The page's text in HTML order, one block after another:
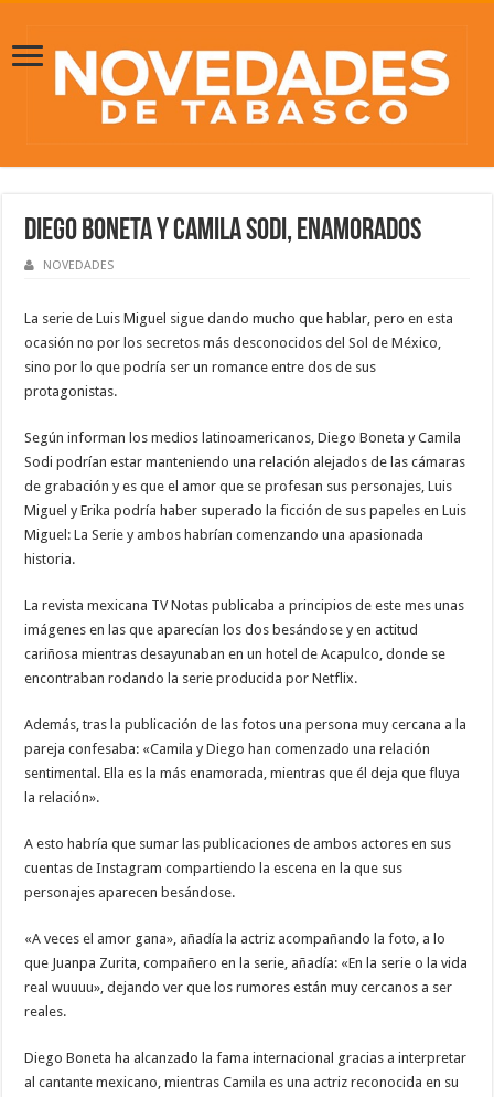
Diego Boneta y Camila Sodi, enamorados
NOVEDADES
La serie de Luis Miguel sigue dando mucho que hablar, pero en esta
ocasión no por los secretos más desconocidos del Sol de México,
sino por lo que podría ser un romance entre dos de sus
protagonistas.
Según informan los medios latinoamericanos, Diego Boneta y Camila
Sodi podrían estar manteniendo una relación alejados de las cámaras
de grabación y es que el amor que se profesan sus personajes, Luis
Miguel y Erika podría haber superado la ficción de sus papeles en Luis
Miguel: La Serie y ambos habrían comenzando una apasionada
historia.
La revista mexicana TV Notas publicaba a principios de este mes unas
imágenes en las que aparecían los dos besándose y en actitud
cariñosa mientras desayunaban en un hotel de Acapulco, donde se
encontraban rodando la serie producida por Netflix.
Además, tras la publicación de las fotos una persona muy cercana a la
pareja confesaba: «Camila y Diego han comenzado una relación
sentimental. Ella es la más enamorada, mientras que él deja que fluya
la relación».
A esto habría que sumar las publicaciones de ambos actores en sus
cuentas de Instagram compartiendo la escena en la que sus
personajes aparecen besándose.
«A veces el amor gana», añadía la actriz acompañando la foto, a lo
que Juanpa Zurita, compañero en la serie, añadía: «En la serie o la vida
real wuuuu», dejando ver que los rumores están muy cercanos a ser
reales.
Diego Boneta ha alcanzado la fama internacional gracias a interpretar
al cantante mexicano, mientras Camila es una actriz reconocida en su